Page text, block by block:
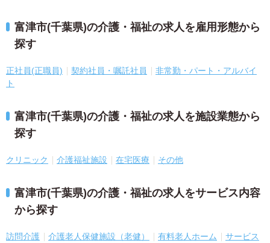
富津市(千葉県)の介護・福祉の求人を雇用形態から
探す
正社員(正職員) 契約社員・嘱託社員
非常勤・パート・アルバイ
ト
富津市(千葉県)の介護・福祉の求人を施設業態から
探す
クリニック 介護福祉施設 在宅医療 その他
富津市(千葉県)の介護・福祉の求人をサービス内容
から探す
訪問介護 介護老人保健施設（老健） 有料老人ホーム
サービス